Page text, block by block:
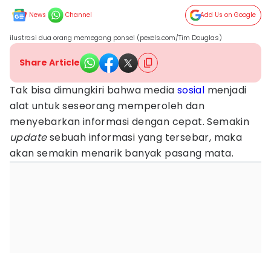
News Channel Add Us on Google
ilustrasi dua orang memegang ponsel (pexels.com/Tim Douglas)
Share Article
Tak bisa dimungkiri bahwa media sosial menjadi
alat untuk seseorang memperoleh dan
menyebarkan informasi dengan cepat. Semakin
updatesebuah informasi yang tersebar, maka
akan semakin menarik banyak pasang mata.